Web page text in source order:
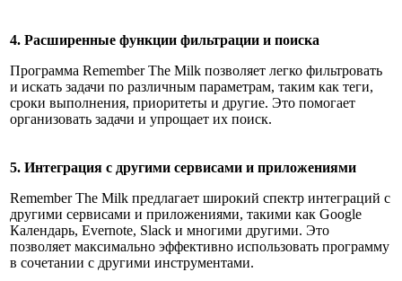
4. Расширенные функции фильтрации и поиска
Программа Remember The Milk позволяет легко фильтровать
и искать задачи по различным параметрам, таким как теги,
сроки выполнения, приоритеты и другие. Это помогает
организовать задачи и упрощает их поиск.
5. Интеграция с другими сервисами и приложениями
Remember The Milk предлагает широкий спектр интеграций с
другими сервисами и приложениями, такими как Google
Календарь, Evernote, Slack и многими другими. Это
позволяет максимально эффективно использовать программу
в сочетании с другими инструментами.